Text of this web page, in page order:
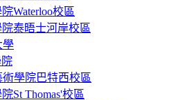
Waterloo校區
泰晤士河岸校區
學
學院巴特西校區
St Thomas'校區